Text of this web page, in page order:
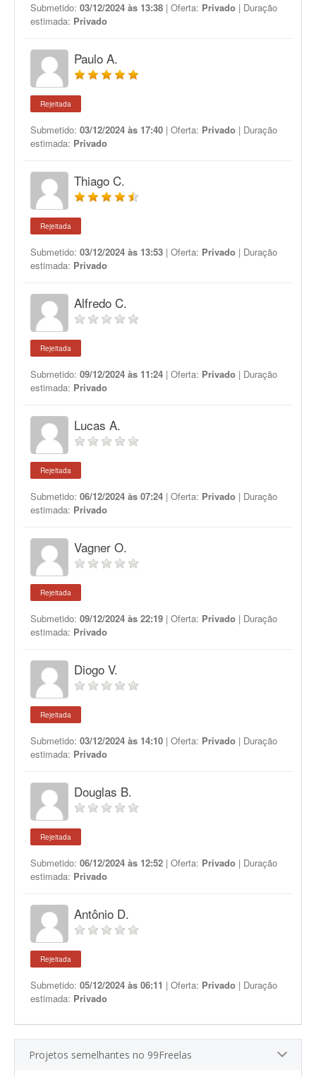
Submetido: 03/12/2024 às 13:38 | Oferta: Privado | Duração
estimada: Privado
Paulo A.
Rejeitada
Submetido: 03/12/2024 às 17:40 | Oferta: Privado | Duração
estimada: Privado
Thiago C.
Rejeitada
Submetido: 03/12/2024 às 13:53 | Oferta: Privado | Duração
estimada: Privado
Alfredo C.
Rejeitada
Submetido: 09/12/2024 às 11:24 | Oferta: Privado | Duração
estimada: Privado
Lucas A.
Rejeitada
Submetido: 06/12/2024 às 07:24 | Oferta: Privado | Duração
estimada: Privado
Vagner O.
Rejeitada
Submetido: 09/12/2024 às 22:19 | Oferta: Privado | Duração
estimada: Privado
Diogo V.
Rejeitada
Submetido: 03/12/2024 às 14:10 | Oferta: Privado | Duração
estimada: Privado
Douglas B.
Rejeitada
Submetido: 06/12/2024 às 12:52 | Oferta: Privado | Duração
estimada: Privado
Antônio D.
Rejeitada
Submetido: 05/12/2024 às 06:11 | Oferta: Privado | Duração
estimada: Privado
Projetos semelhantes no 99Freelas